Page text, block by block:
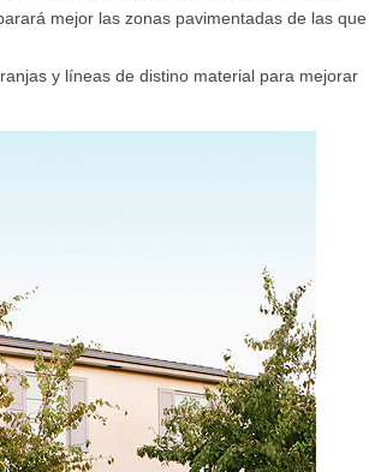
mejor las zonas pavimentadas de las que
y líneas de distino material para mejorar